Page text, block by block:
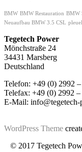
BMW BMW Restauration BMW
Neuaufbau BMW 3.5 CSL
Tegetech Power
Mönchstraße 24
34431 Marsberg
Deutschland
Telefon: +49 (0) 2992
Telefax: +49 (0) 2992
E-Mail: info@tegetech-
WordPress Theme
© 2017 Tegetech